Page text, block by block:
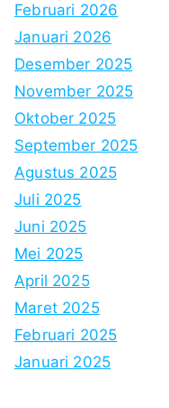
Februari 2026
Januari 2026
Desember 2025
November 2025
Oktober 2025
September 2025
Agustus 2025
Juli 2025
Juni 2025
Mei 2025
April 2025
Maret 2025
Februari 2025
Januari 2025